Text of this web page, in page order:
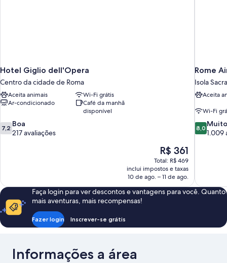
Hotel Giglio dell'Opera
Centro da cidade de Roma
Aceita animais
Wi-Fi grátis
Ar-condicionado
Café da manhã
disponível
7.2
de
7,2 Boa
217 avaliações
O
preço
é
de
R$ 361
R$ 361
Total: R$ 469
inclui impostos e taxas
10 de ago. – 11 de ago.
Rome
Isola Sacra
Aceita
Wi-Fi
8.0
de
8,0
1.009
Faça login para ver descontos e vantagens para você. Quanto
mais aventuras, mais recompensas!
Fazer login Inscrever-se grátis
Informações a área